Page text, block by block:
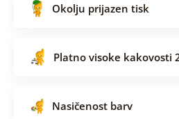
Okolju prijazen tisk
Platno visoke kakovosti
Nasičenost barv